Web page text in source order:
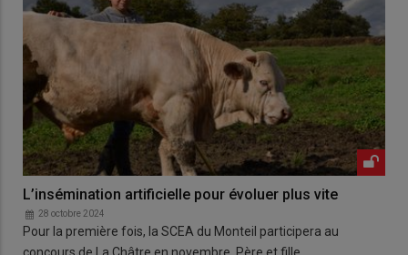
L’insémination artificielle pour évoluer plus vite
28 octobre 2024
Pour la première fois, la SCEA du Monteil participera au
concours de La Châtre en novembre. Père et fille…